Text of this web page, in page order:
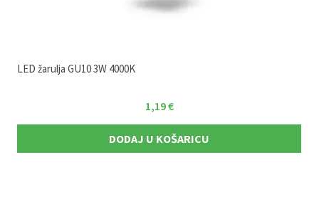
LED žarulja GU10 3W 4000K
1,19€
DODAJ U KOŠARICU